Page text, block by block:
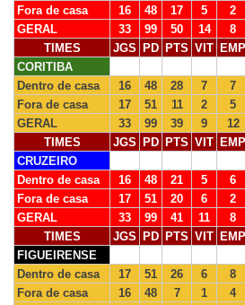
Fora de casa
16 48 17 5 2
GERAL
33 99 50 14 8
TIMES
JGS PD PTS VIT EMP
CORITIBA
Dentro de casa
16 48 28 7 7
Fora de casa
17 51 11 2 5
GERAL
33 99 39 9 12
TIMES
JGS PD PTS VIT EMP
CRUZEIRO
Dentro de casa
16 48 21 5 6
Fora de casa
17 51 20 6 2
GERAL
33 99 41 11 8
TIMES
JGS PD PTS VIT EMP
FIGUEIRENSE
Dentro de casa
17 51 26 6 8
Fora de casa
16 48 7 1 4